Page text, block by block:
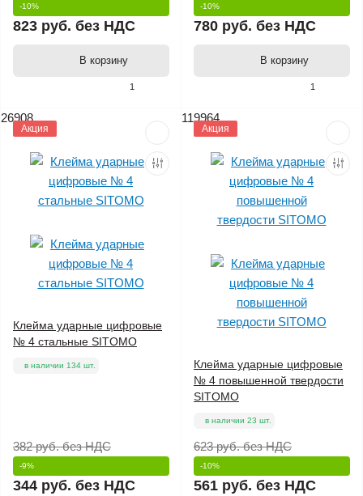
1
-10%
823 руб. без НДС
В корзину
1
-10%
780 руб. без НДС
В корзину
26908
Акция
Клейма ударные цифровые
№ 4 стальные SITOMO
в наличии 134 шт.
382 руб.без НДС
-9%
344 руб. без НДС
119964
Акция
Клейма ударные цифровые
№ 4 повышенной твердости
SITOMO
в наличии 23 шт.
623 руб.без НДС
-10%
561 руб. без НДС